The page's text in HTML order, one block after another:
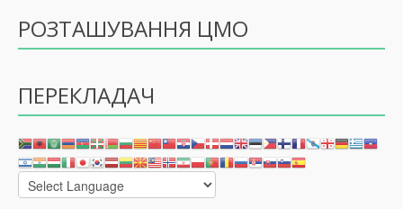
РОЗТАШУВАННЯ ЦМО
ПЕРЕКЛАДАЧ